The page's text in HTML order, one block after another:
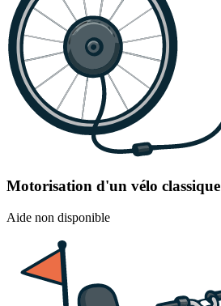
Motorisation d'un vélo classique
Aide non disponible